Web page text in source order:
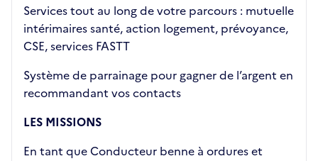
Services tout au long de votre parcours : mutuelle
intérimaires santé, action logement, prévoyance,
CSE, services FASTT
Système de parrainage pour gagner de l’argent en
recommandant vos contacts
LES MISSIONS
En tant que Conducteur benne à ordures et